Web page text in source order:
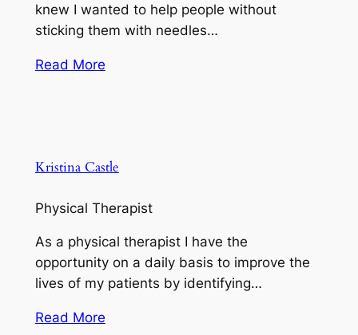
knew I wanted to help people without
sticking them with needles…
Read More
Kristina Castle
Physical Therapist
As a physical therapist I have the
opportunity on a daily basis to improve the
lives of my patients by identifying…
Read More